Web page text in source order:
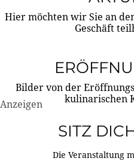
Hier möchten wir Sie an
Geschäft
Bilder von der
kulinarischen
Anzeigen
SITZ
Die Veranstaltung